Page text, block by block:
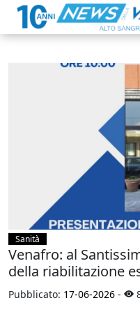
Sanità
Venafro: al
della riabilitazione
Pubblicato: 17-06-2026 -